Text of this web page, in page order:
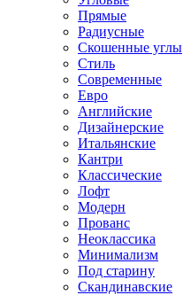
Прямые
Радиусные
Скошенные углы
Стиль
Современные
Евро
Английские
Дизайнерские
Итальянские
Кантри
Классические
Лофт
Модерн
Прованс
Неоклассика
Минимализм
Под старину
Скандинавские